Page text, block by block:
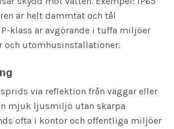
är helt dammtät och tål
klass är avgörande i tuffa miljöer
och utomhusinstallationer.
via reflektion från väggar eller
mjuk ljusmiljö utan skarpa
ofta i kontor och offentliga miljöer